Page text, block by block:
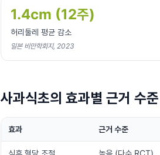
1.4cm (12주)
허리둘레 평균 감소
일본 비만학회지, 2023
사과식초의 효과별 근거 수
효과 근거 수준
식후 혈당 조절 높음 (다수 RCT)